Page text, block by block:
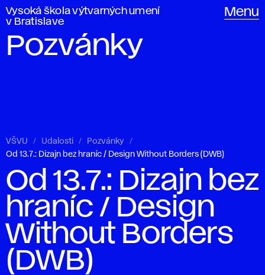
Vysoká škola výtvarných umení
v Bratislave
Menu
Pozvánky
VŠVU Udalosti
Pozvánky
Od 13.7.: Dizajn bez hraníc / Design Without Borders (DWB)
Od 13.7.: Dizajn bez
hraníc / Design
Without Borders
(DWB)